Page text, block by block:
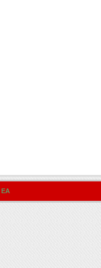
EA